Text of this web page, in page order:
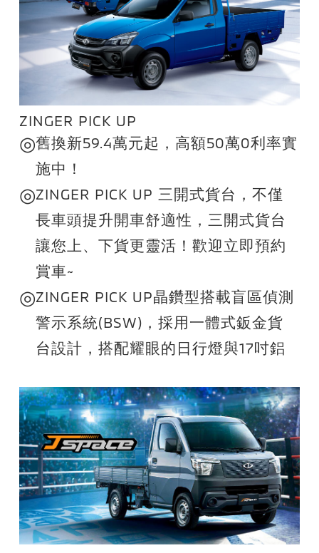
ZINGER PICK UP
◎舊換新59.4萬元起，高額50萬0利率實
施中！
◎ZINGER PICK UP 三開式貨台，不僅
長車頭提升開車舒適性，三開式貨台
讓您上、下貨更靈活！歡迎立即預約
賞車~
◎ZINGER PICK UP晶鑽型搭載盲區偵測
警示系統(BSW)，採用一體式鈑金貨
台設計，搭配耀眼的日行燈與17吋鋁
感大升級！專屬「青松綠」車色，增
添商場活力色彩，表現更多彩多姿！